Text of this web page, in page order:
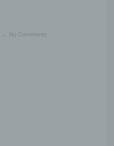
No Comments